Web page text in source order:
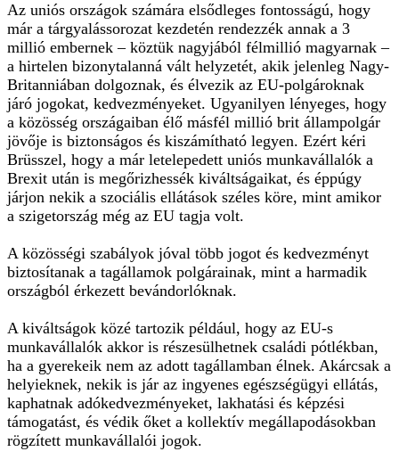
Az uniós országok számára elsődleges fontosságú, hogy
már a tárgyalássorozat kezdetén rendezzék annak a 3
millió embernek – köztük nagyjából félmillió magyarnak –
a hirtelen bizonytalanná vált helyzetét, akik jelenleg Nagy-
Britanniában dolgoznak, és élvezik az EU-polgároknak
járó jogokat, kedvezményeket. Ugyanilyen lényeges, hogy
a közösség országaiban élő másfél millió brit állampolgár
jövője is biztonságos és kiszámítható legyen. Ezért kéri
Brüsszel, hogy a már letelepedett uniós munkavállalók a
Brexit után is megőrizhessék kiváltságaikat, és éppúgy
járjon nekik a szociális ellátások széles köre, mint amikor
a szigetország még az EU tagja volt.
A közösségi szabályok jóval több jogot és kedvezményt
biztosítanak a tagállamok polgárainak, mint a harmadik
országból érkezett bevándorlóknak.
A kiváltságok közé tartozik például, hogy az EU-s
munkavállalók akkor is részesülhetnek családi pótlékban,
ha a gyerekeik nem az adott tagállamban élnek. Akárcsak a
helyieknek, nekik is jár az ingyenes egészségügyi ellátás,
kaphatnak adókedvezményeket, lakhatási és képzési
támogatást, és védik őket a kollektív megállapodásokban
rögzített munkavállalói jogok.